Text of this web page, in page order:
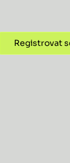
Registrovat